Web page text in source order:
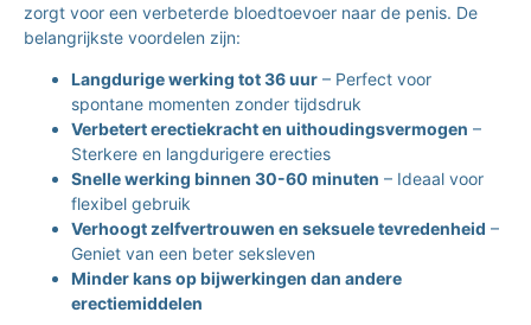
zorgt voor een verbeterde bloedtoevoer naar de penis. De
belangrijkste voordelen zijn:
Langdurige werking tot 36 uur – Perfect voor
spontane momenten zonder tijdsdruk
Verbetert erectiekracht en uithoudingsvermogen –
Sterkere en langdurigere erecties
Snelle werking binnen 30-60 minuten – Ideaal voor
flexibel gebruik
Verhoogt zelfvertrouwen en seksuele tevredenheid –
Geniet van een beter seksleven
Minder kans op bijwerkingen dan andere
erectiemiddelen